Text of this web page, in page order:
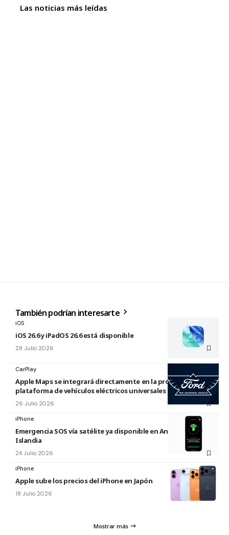
Las noticias más leídas
También podrían interesarte
iOS
iOS 26.6 y iPadOS 26.6 está disponible
28 Julio 2026
CarPlay
Apple Maps se integrará directamente en la próxima
plataforma de vehículos eléctricos universales de Ford
26 Julio 2026
iPhone
Emergencia SOS vía satélite ya disponible en Andorra e
Islandia
24 Julio 2026
iPhone
Apple sube los precios del iPhone en Japón
18 Julio 2026
Mostrar más